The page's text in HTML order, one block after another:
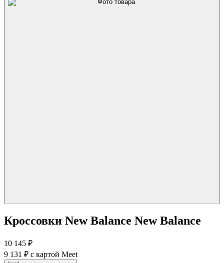
Кроссовки New Balance New Balance
10 145 ₽
9 131 ₽ с картой Meet